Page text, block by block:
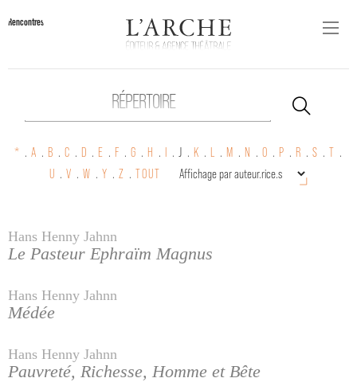
Rencontres
RÉPERTOIRE
* . A . B . C . D . E . F . G . H . . J . K . . M . N . O . P . R . S . T .
U . V . W . Y . Z . TOUT
Hans Henny Jahnn
Le Pasteur Ephraïm Magnus
Hans Henny Jahnn
Médée
Hans Henny Jahnn
Pauvreté, Richesse, Homme et Bête